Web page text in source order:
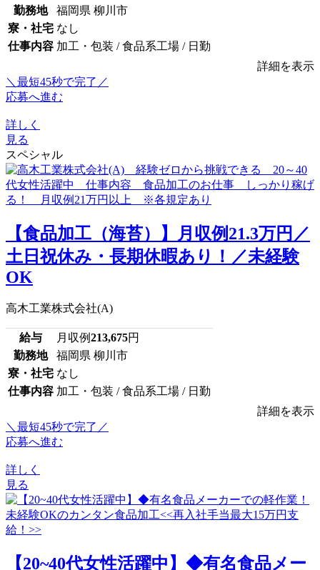
勤務地
福岡県 柳川市
寮・社宅 なし
仕事内容 加工・包装 / 食品系工場 / 日勤
詳細を表示
＼最短45秒で完了／
応募へ進む
詳しく
見る
スペシャル
【食品加工（海苔）】月収例21.3万円／
土日祝休み・長期休暇あり！／未経験
OK
高木工業株式会社(A)
給与 月収例213,675円
勤務地
福岡県 柳川市
寮・社宅 なし
仕事内容 加工・包装 / 食品系工場 / 日勤
詳細を表示
＼最短45秒で完了／
応募へ進む
詳しく
見る
【20~40代女性活躍中】◆有名食品メー